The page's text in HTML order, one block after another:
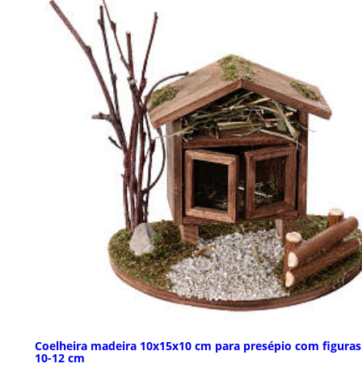
Coelheira madeira 10x15x10 cm para presépio com
10-12 cm